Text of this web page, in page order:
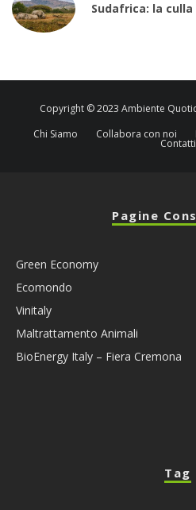
Sudafrica: la
Copyright © 2023 Ambiente
Chi Siamo
Collabora con noi
Contatti
Pagine
Green Economy
Ecomondo
Vinitaly
Maltrattamento Animali
BioEnergy Italy – Fiera Cremona
Tag